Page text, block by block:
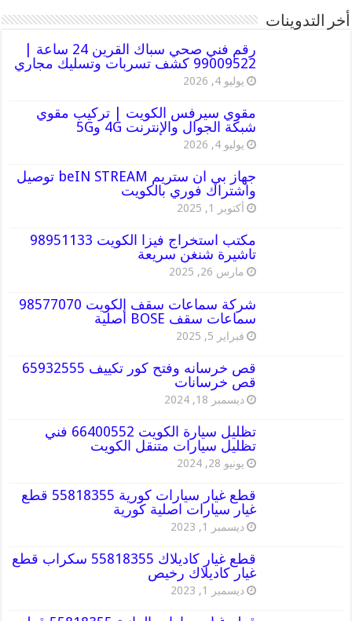
أخر التدوينات
رقم فني صحي سباك القرين 24 ساعة |
99009522 كشف تسربات وتسليك مجاري
يوليو 4, 2026
مقوي سيرفس الكويت | تركيب مقوي
شبكة الجوال والإنترنت 4G و5G
يوليو 4, 2026
جهاز بي ان ستريم beIN STREAM توصيل
واشتراك فوري بالكويت
أكتوبر 1, 2025
مكتب استخراج فيزا الكويت 98951133
تاشيرة شنغن سريعة
مارس 26, 2025
شركة سماعات سقف الكويت 98577070
سماعات سقف BOSE أصلية
فبراير 5, 2025
قص خرسانه وفتح كور تكييف 65932555
قص خرسانات
ديسمبر 18, 2024
تظليل سيارة الكويت 66400552 فني
تظليل سيارات متنقل الكويت
يونيو 28, 2024
قطع غيار سيارات كورية 55818355 قطع
غيار سيارات اصلية كورية
ديسمبر 1, 2023
قطع غيار كاديلاك 55818355 سكراب قطع
غيار كاديلاك رخيص
ديسمبر 1, 2023